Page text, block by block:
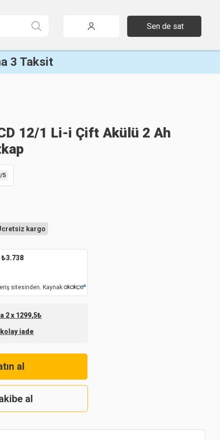
Sen de sat
3 Taksit
12/1 Li-i Çift Akülü 2 Ah
/5
kargo
₺3.738
sitesinden. Kaynak
2 x 1299,5₺
iade
al
al